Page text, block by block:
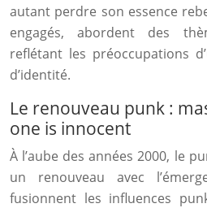
autant perdre son essence
engagés, abordent des
reflétant les préoccupations
d’identité.
Le renouveau punk :
one is innocent
À l’aube des années 2000, le
un renouveau avec
fusionnent les influences